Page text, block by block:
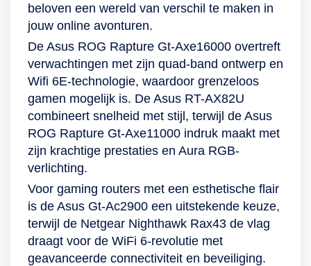
beloven een wereld van verschil te maken in
jouw online avonturen.
De Asus ROG Rapture Gt-Axe16000 overtreft
verwachtingen met zijn quad-band ontwerp en
Wifi 6E-technologie, waardoor grenzeloos
gamen mogelijk is. De Asus RT-AX82U
combineert snelheid met stijl, terwijl de Asus
ROG Rapture Gt-Axe11000 indruk maakt met
zijn krachtige prestaties en Aura RGB-
verlichting.
Voor gaming routers met een esthetische flair
is de Asus Gt-Ac2900 een uitstekende keuze,
terwijl de Netgear Nighthawk Rax43 de vlag
draagt voor de WiFi 6-revolutie met
geavanceerde connectiviteit en beveiliging.